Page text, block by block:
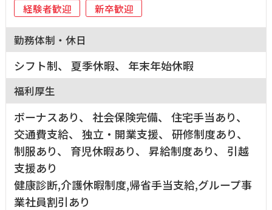
経験者歓迎
新卒歓迎
勤務体制・休日
シフト制、 夏季休暇、 年末年始休暇
福利厚生
ボーナスあり、 社会保険完備、 住宅手当あり、
交通費支給、 独立・開業支援、 研修制度あり、
制服あり、 育児休暇あり、 昇給制度あり、 引越
支援あり
健康診断,介護休暇制度,帰省手当支給,グループ事
業社員割引あり